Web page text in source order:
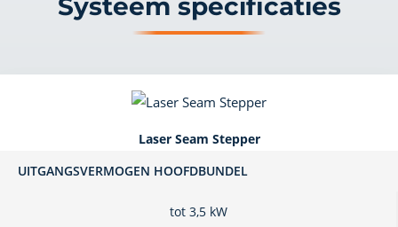
Systeem specificaties
Laser Seam Stepper
UITGANGSVERMOGEN HOOFDBUNDEL
tot 3,5 kW